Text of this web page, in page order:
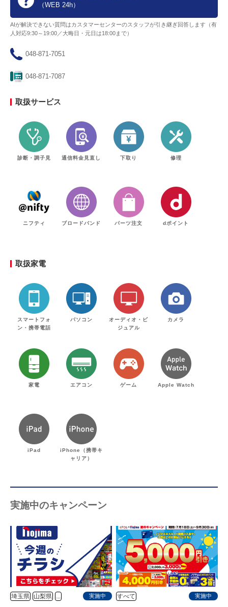
（WEB 24h）
AIが解決できない質問はカスタマーセンターのスタッフが引き継ぎ回答します（有
人対応9:30～19:00／大晦日・元日は18:00まで）
048-871-7051
048-871-7087
取扱サービス
診断・調子見 通信料金見直し 下取り 修理
ニフティ ブロードバンド パーツ注文 dポイント
取扱家電
スマートフォ
ン・携帯電話
パソコン
オーディオ・ビ
ジュアル
カメラ
家電 エアコン ゲーム Apple Watch
iPad
iPhone（携帯キ
ャリア）
実施中のキャンペーン
埼玉県 山梨県 実施中 すべて 実施中